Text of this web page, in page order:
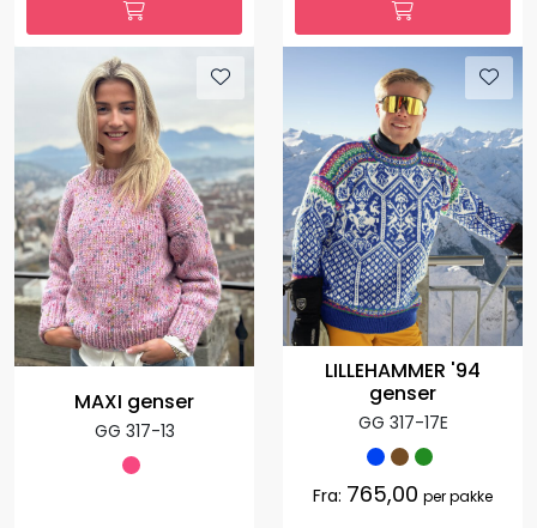
MAXI genser
GG 317-13
LILLEHAMMER '94
genser
GG 317-17E
Fra: 765,00 per pakke